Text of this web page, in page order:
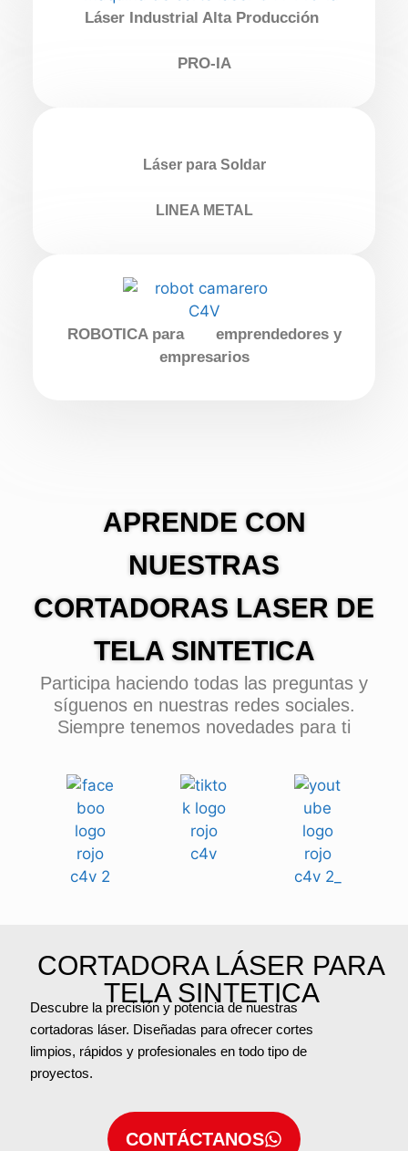
Láser Industrial Alta Producción
PRO-IA
Láser para Soldar
LINEA METAL
ROBOTICA para emprendedores y
empresarios
APRENDE CON
NUESTRAS
CORTADORAS LASER DE
TELA SINTETICA
Participa haciendo todas las preguntas y
síguenos en nuestras redes sociales.
Siempre tenemos novedades para ti
CORTADORA LÁSER PARA
TELA SINTETICA
Descubre la precisión y potencia de nuestras
cortadoras láser. Diseñadas para ofrecer cortes
limpios, rápidos y profesionales en todo tipo de
proyectos.
CONTÁCTANOS